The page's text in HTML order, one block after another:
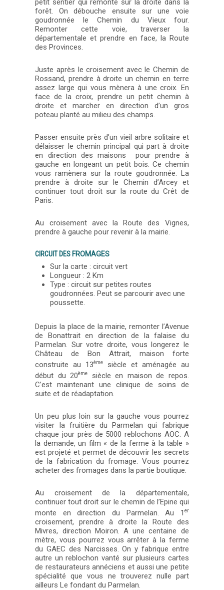
forêt. On débouche ensuite sur une voie
goudronnée le Chemin du Vieux four.
Remonter cette voie, traverser la
départementale et prendre en face, la Route
des Provinces.
Juste après le croisement avec le Chemin de
Rossand, prendre à droite un chemin en terre
assez large qui vous mènera à une croix. En
face de la croix, prendre un petit chemin à
droite et marcher en direction d’un gros
poteau planté au milieu des champs.
Passer ensuite près d’un vieil arbre solitaire et
délaisser le chemin principal qui part à droite
en direction des maisons pour prendre à
gauche en longeant un petit bois. Ce chemin
vous ramènera sur la route goudronnée. La
prendre à droite sur le Chemin d’Arcey et
continuer tout droit sur la route du Crêt de
Paris.
Au croisement avec la Route des Vignes,
prendre à gauche pour revenir à la mairie.
CIRCUIT DES FROMAGES
Sur la carte : circuit vert
Longueur : 2 Km
Type : circuit sur petites routes
goudronnées. Peut se parcourir avec une
poussette.
Depuis la place de la mairie, remonter l’Avenue
de Bonattrait en direction de la falaise du
Parmelan. Sur votre droite, vous longerez le
Château de Bon Attrait, maison forte
construite au 13ème
siècle et aménagée au
début du 20ème
siècle en maison de repos.
C’est maintenant une clinique de soins de
suite et de réadaptation.
Un peu plus loin sur la gauche vous pourrez
visiter la fruitière du Parmelan qui fabrique
chaque jour près de 5000 reblochons AOC. A
la demande, un film « de la ferme à la table »
est projeté et permet de découvrir les secrets
de la fabrication du fromage. Vous pourrez
acheter des fromages dans la partie boutique.
Au croisement de la départementale,
continuer tout droit sur le chemin de l’Epine qui
monte en direction du Parmelan. Au 1 er
croisement, prendre à droite la Route des
Mivres, direction Moiron. A une centaine de
mètre, vous pourrez vous arrêter à la ferme
du GAEC des Narcisses. On y fabrique entre
autre un reblochon vanté sur plusieurs cartes
de restaurateurs annéciens et aussi une petite
spécialité que vous ne trouverez nulle part
ailleurs Le fondant du Parmelan.